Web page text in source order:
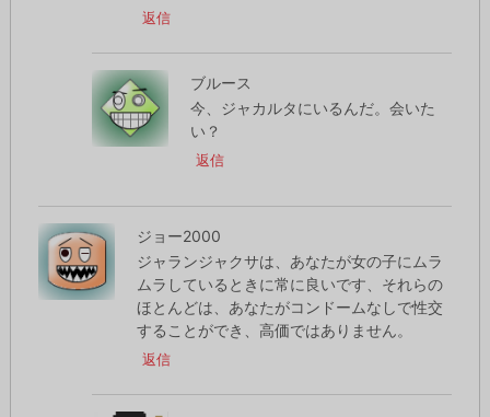
返信
ブルース
今、ジャカルタにいるんだ。会いた
い？
返信
ジョー2000
ジャランジャクサは、あなたが女の子にムラ
ムラしているときに常に良いです、それらの
ほとんどは、あなたがコンドームなしで性交
することができ、高価ではありません。
返信